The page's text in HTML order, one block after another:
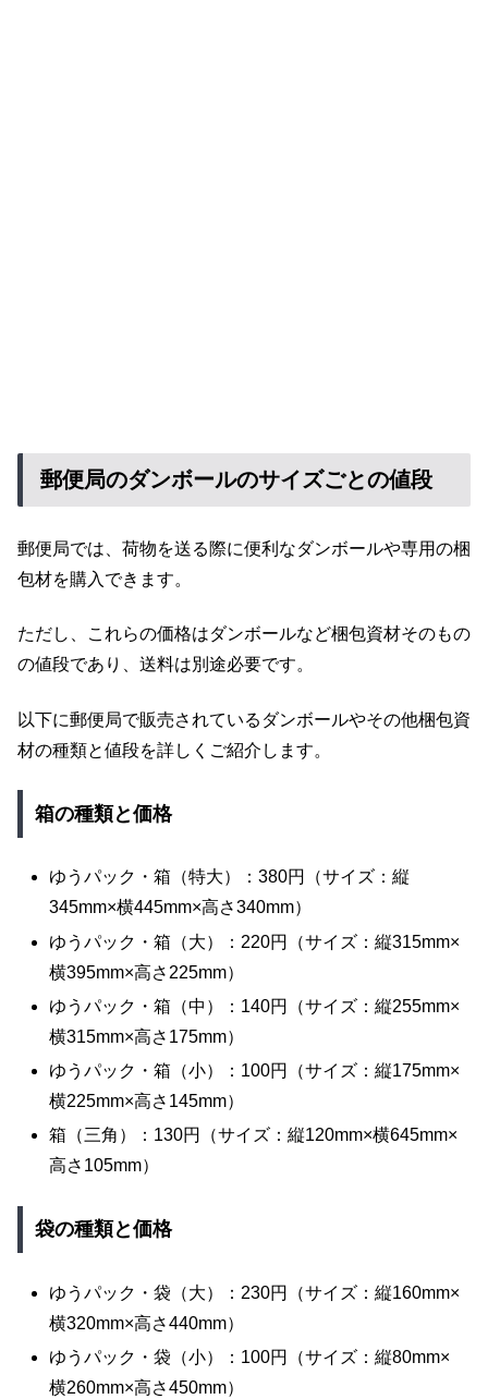
郵便局のダンボールのサイズごとの値段
郵便局では、荷物を送る際に便利なダンボールや専用の梱
包材を購入できます。
ただし、これらの価格はダンボールなど梱包資材そのもの
の値段であり、送料は別途必要です。
以下に郵便局で販売されているダンボールやその他梱包資
材の種類と値段を詳しくご紹介します。
箱の種類と価格
ゆうパック・箱（特大）：380円（サイズ：縦
345mm×横445mm×高さ340mm）
ゆうパック・箱（大）：220円（サイズ：縦315mm×
横395mm×高さ225mm）
ゆうパック・箱（中）：140円（サイズ：縦255mm×
横315mm×高さ175mm）
ゆうパック・箱（小）：100円（サイズ：縦175mm×
横225mm×高さ145mm）
箱（三角）：130円（サイズ：縦120mm×横645mm×
高さ105mm）
袋の種類と価格
ゆうパック・袋（大）：230円（サイズ：縦160mm×
横320mm×高さ440mm）
ゆうパック・袋（小）：100円（サイズ：縦80mm×
横260mm×高さ450mm）